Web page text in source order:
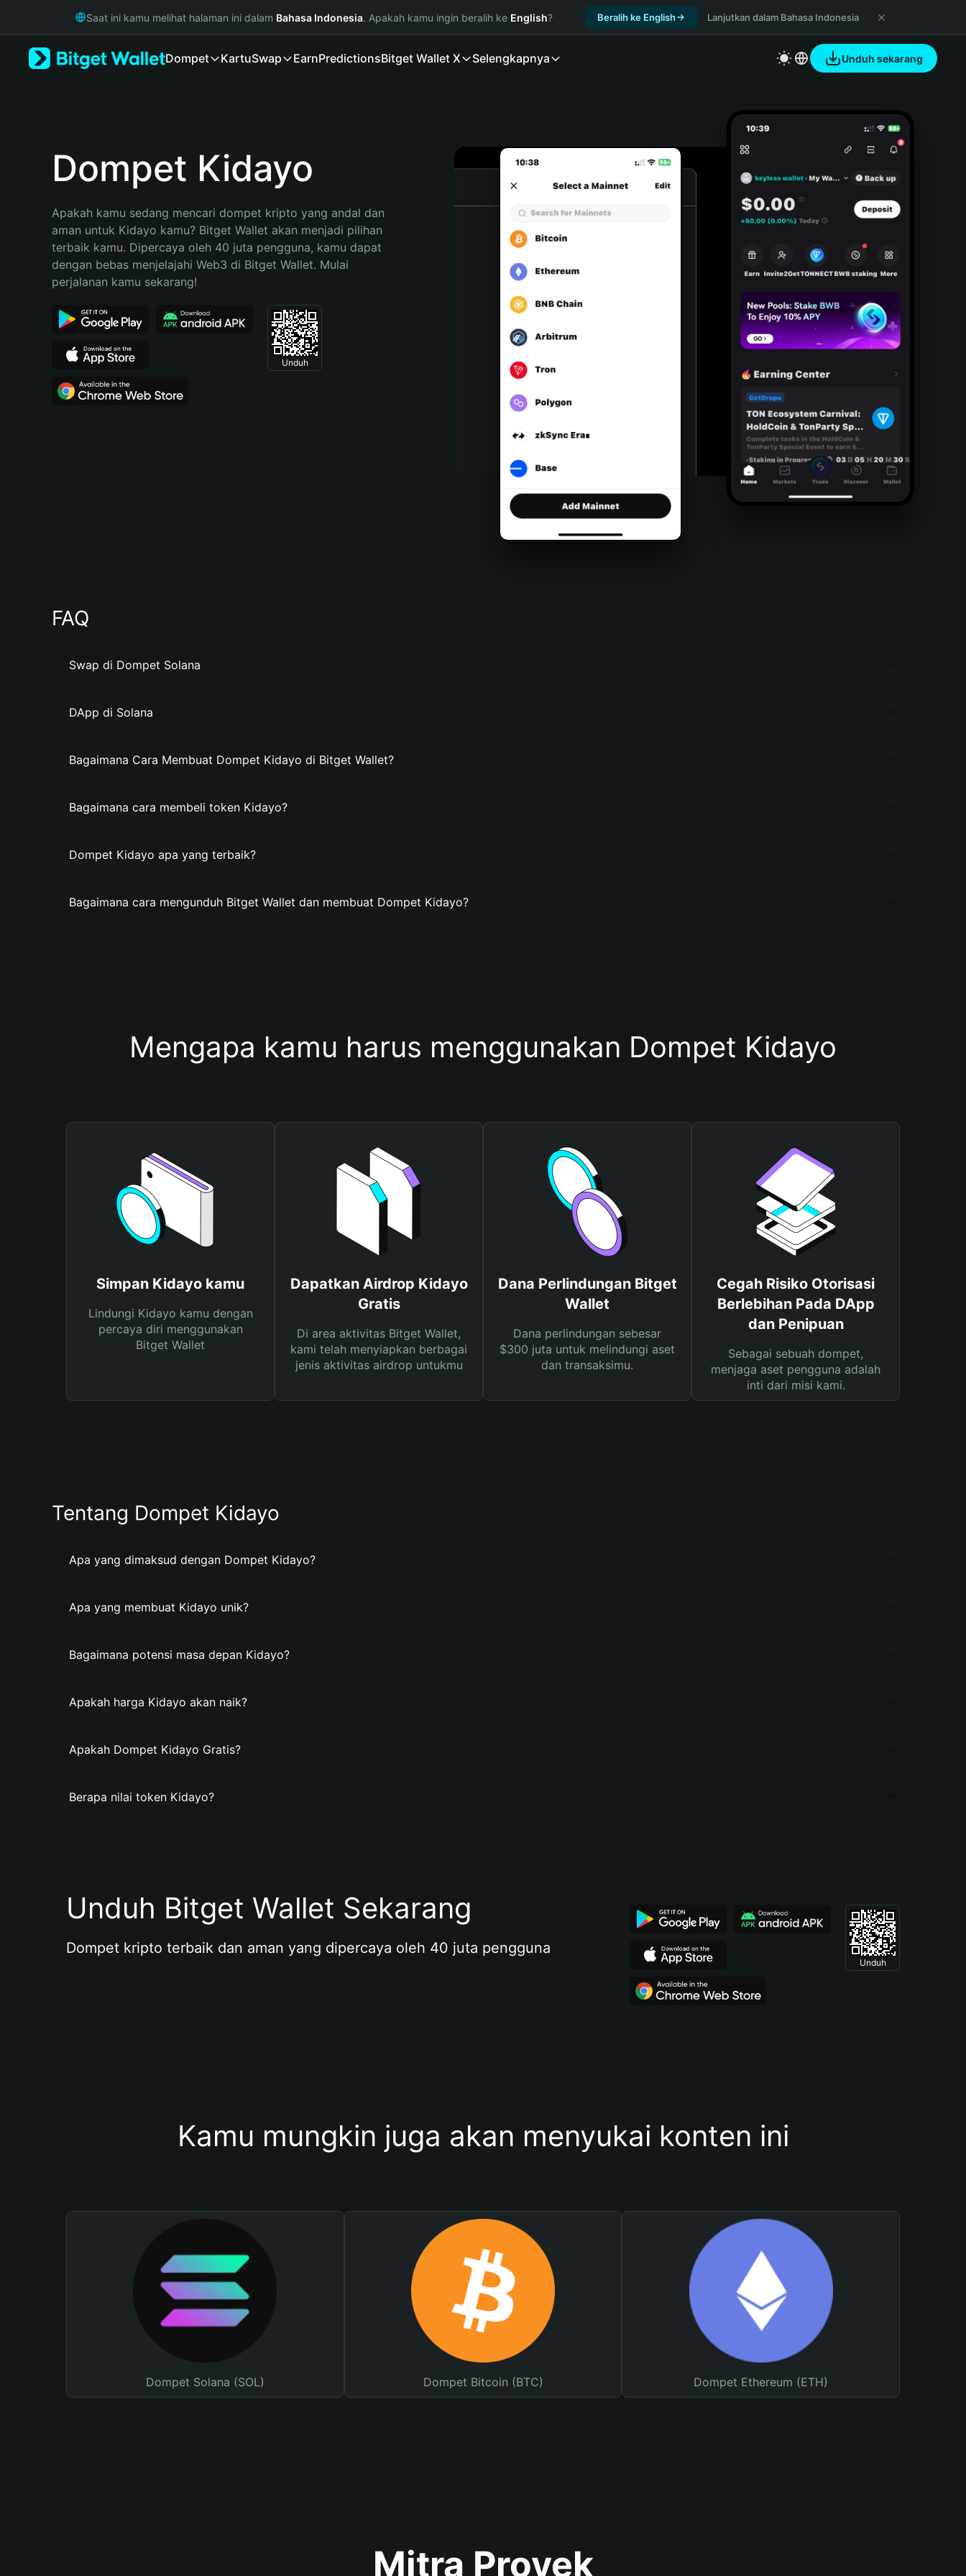
Русский
Bahasa Indonesia
Español (Argentina)
Saat ini kamu melihat halaman ini dalam Bahasa Indonesia. Apakah kamu ingin beralih ke English? Beralih ke English Lanjutkan dalam Bahasa Indonesia
Dompet KartuSwap EarnPredictionsBitget Wallet X Selengkapnya Unduh sekarang
Dompet Kidayo
Apakah kamu sedang mencari dompet kripto yang andal dan
aman untuk Kidayo kamu? Bitget Wallet akan menjadi pilihan
terbaik kamu. Dipercaya oleh 40 juta pengguna, kamu dapat
dengan bebas menjelajahi Web3 di Bitget Wallet. Mulai
perjalanan kamu sekarang!
Unduh
FAQ
Swap di Dompet Solana
DApp di Solana
Bagaimana Cara Membuat Dompet Kidayo di Bitget Wallet?
Bagaimana cara membeli token Kidayo?
Dompet Kidayo apa yang terbaik?
Bagaimana cara mengunduh Bitget Wallet dan membuat Dompet Kidayo?
Mengapa kamu harus menggunakan Dompet Kidayo
Simpan Kidayo kamu
Lindungi Kidayo kamu dengan
percaya diri menggunakan
Bitget Wallet
Dapatkan Airdrop Kidayo
Gratis
Di area aktivitas Bitget Wallet,
kami telah menyiapkan berbagai
jenis aktivitas airdrop untukmu
Dana Perlindungan Bitget
Wallet
Dana perlindungan sebesar
$300 juta untuk melindungi aset
dan transaksimu.
Cegah Risiko Otorisasi
Berlebihan Pada DApp
dan Penipuan
Sebagai sebuah dompet,
menjaga aset pengguna adalah
inti dari misi kami.
Tentang Dompet Kidayo
Apa yang dimaksud dengan Dompet Kidayo?
Apa yang membuat Kidayo unik?
Bagaimana potensi masa depan Kidayo?
Apakah harga Kidayo akan naik?
Apakah Dompet Kidayo Gratis?
Berapa nilai token Kidayo?
Unduh Bitget Wallet Sekarang
Dompet kripto terbaik dan aman yang dipercaya oleh 40 juta pengguna
Unduh
Kamu mungkin juga akan menyukai konten ini
Dompet Solana (SOL) Dompet Bitcoin (BTC) Dompet Ethereum (ETH)
Mitra Proyek